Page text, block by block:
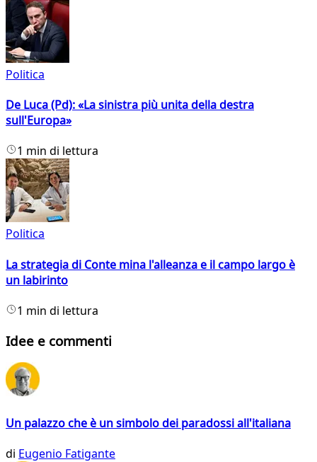
Politica
De Luca (Pd): «La sinistra più unita della destra
sull'Europa»
1 min di lettura
Politica
La strategia di Conte mina l'alleanza e il campo largo è
un labirinto
1 min di lettura
Idee e commenti
Un palazzo che è un simbolo dei paradossi all'italiana
di Eugenio Fatigante